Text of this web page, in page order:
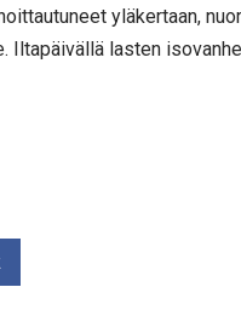
yläkertaan,
Iltapäivällä lasten